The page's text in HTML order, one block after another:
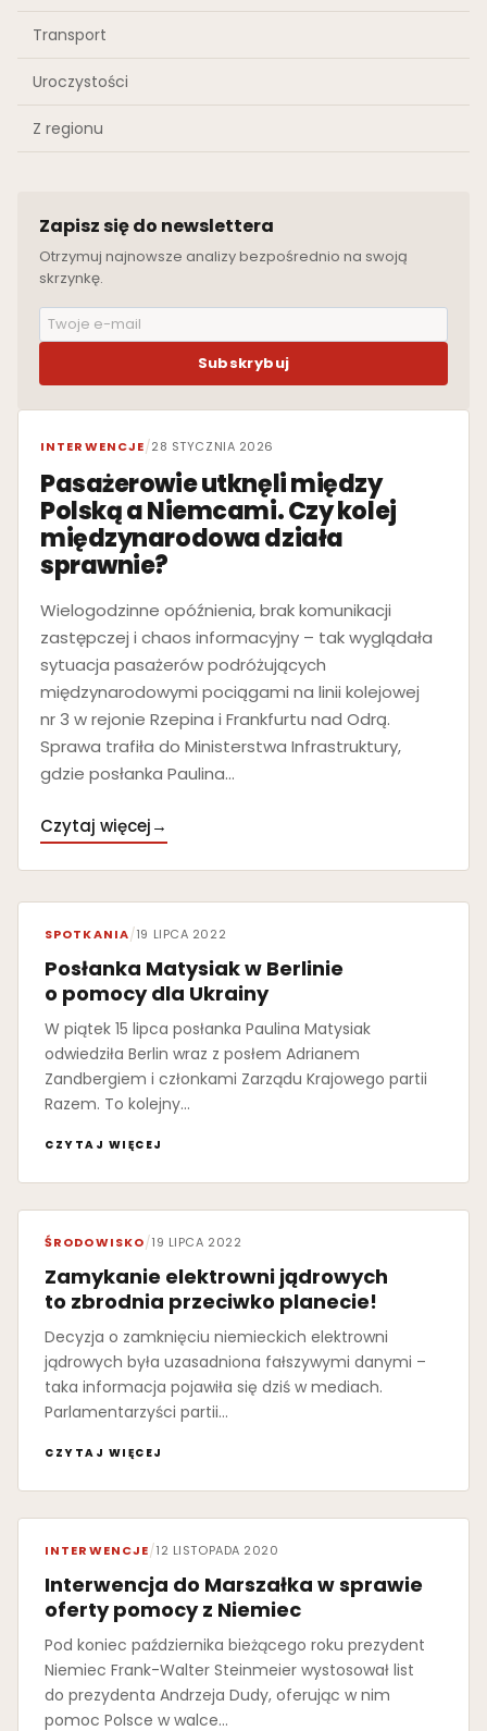
Transport
Uroczystości
Z regionu
Zapisz się do newslettera
Otrzymuj najnowsze analizy bezpośrednio na swoją
skrzynkę.
Subskrybuj
INTERWENCJE/28 STYCZNIA 2026
Pasażerowie utknęli między
Polską a Niemcami. Czy kolej
międzynarodowa działa
sprawnie?
Wielogodzinne opóźnienia, brak komunikacji
zastępczej i chaos informacyjny – tak wyglądała
sytuacja pasażerów podróżujących
międzynarodowymi pociągami na linii kolejowej
nr 3 w rejonie Rzepina i Frankfurtu nad Odrą.
Sprawa trafiła do Ministerstwa Infrastruktury,
gdzie posłanka Paulina…
Czytaj więcej→
SPOTKANIA/19 LIPCA 2022
Posłanka Matysiak w Berlinie
o pomocy dla Ukrainy
W piątek 15 lipca posłanka Paulina Matysiak
odwiedziła Berlin wraz z posłem Adrianem
Zandbergiem i członkami Zarządu Krajowego partii
Razem. To kolejny…
CZYTAJ WIĘCEJ
ŚRODOWISKO/19 LIPCA 2022
Zamykanie elektrowni jądrowych
to zbrodnia przeciwko planecie!
Decyzja o zamknięciu niemieckich elektrowni
jądrowych była uzasadniona fałszywymi danymi –
taka informacja pojawiła się dziś w mediach.
Parlamentarzyści partii…
CZYTAJ WIĘCEJ
INTERWENCJE/12 LISTOPADA 2020
Interwencja do Marszałka w sprawie
oferty pomocy z Niemiec
Pod koniec października bieżącego roku prezydent
Niemiec Frank-Walter Steinmeier wystosował list
do prezydenta Andrzeja Dudy, oferując w nim
pomoc Polsce w walce…